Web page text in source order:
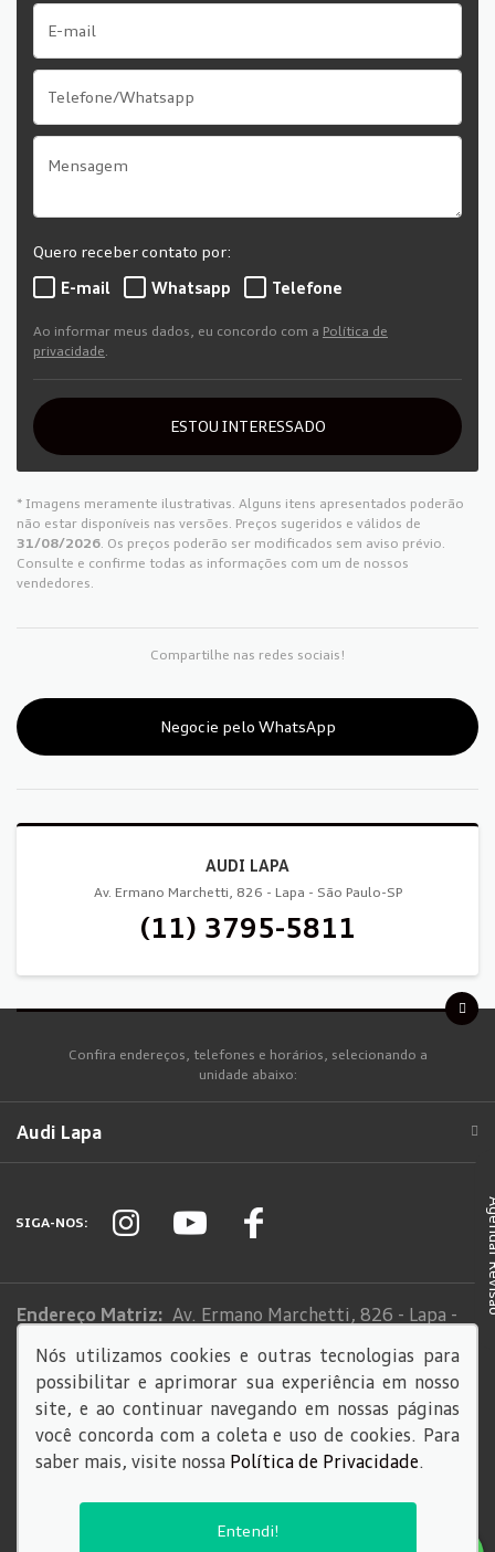
Quero receber contato por:
E-mail
Whatsapp Telefone
Ao informar meus dados, eu concordo com a Política de
privacidade
ESTOU INTERESSADO
* Imagens meramente ilustrativas. Alguns itens apresentados poderão
não estar disponíveis nas versões. Preços sugeridos e válidos de
31/08/2026 . Os preços poderão ser modificados sem aviso prévio.
Consulte e confirme todas as informações com um de nossos
vendedores.
Compartilhe nas redes sociais!
Negocie pelo WhatsApp
AUDI LAPA
Av. Ermano Marchetti, 826 - Lapa - São Paulo-SP
(11) 3795-5811
Confira endereços, telefones e horários, selecionando a
unidade abaixo:
Audi Lapa
SIGA-NOS:
Endereço Matriz: Av. Ermano Marchetti, 826 - Lapa -
Sistema de informações de Créditos (SCR)
Código de Conduta
Política de privacidade
Nós utilizamos cookies e outras tecnologias para
possibilitar e aprimorar sua experiência em nosso
site, e ao continuar navegando em nossas páginas
você concorda com a coleta e uso de cookies. Para
saber mais, visite nossa Política de Privacidade.
Entendi!